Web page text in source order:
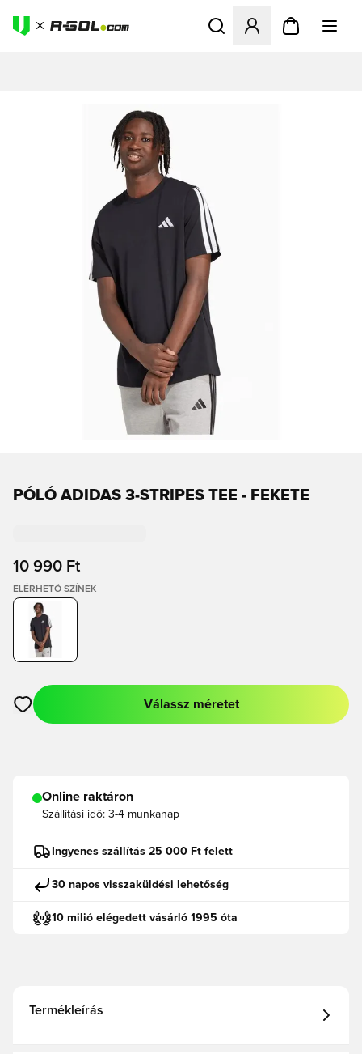
Megnyit egy modált a
PÓLÓ ADIDAS 3-STRIPES TEE - FEKETE
10 990 Ft
ELÉRHETŐ SZÍNEK
Megnyit egy modált a bejelentkezéshez vagy a tagként való
Válassz méretet
Online raktáron
Szállítási idő: 3-4 munkanap
Ingyenes szállítás 25 000 Ft felett
30 napos visszaküldési lehetőség
10 milió elégedett vásárló 1995 óta
Termékleírás